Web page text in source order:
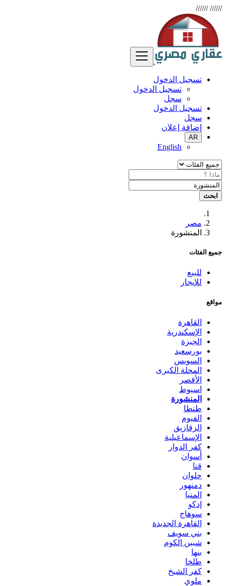
//////
//////
تسجيل الدخول
تسجيل الدخول
سجل
تسجيل الدخول
سجل
إضافة إعلان
AR
English
ابحث
مصر
المنشورة
جميع الفئات
للبيع
للإيجار
مواقع
القاهرة
الإسكندرية
الجيزة
بورسعيد
السويس
المحلة الكبرى
الأقصر
اسيوط
المنشورة
طنطا
الفيوم
الزقازيق
الإسماعيلية
كفر الدوار
أسوان
قنا
حلوان
دمنهور
المنيا
إدكو
سوهاج
القاهرة الجديدة
بني سويف
شبين الكوم
بنها
طلخا
كفر الشيخ
ملوي